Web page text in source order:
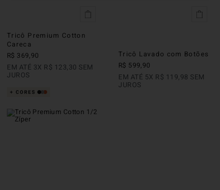
Tricô Premium Cotton
Careca
R$ 369,90
EM ATÉ 3X R$ 123,30 SEM
JUROS
Tricô Lavado com Botões
R$ 599,90
EM ATÉ 5X R$ 119,98 SEM
JUROS